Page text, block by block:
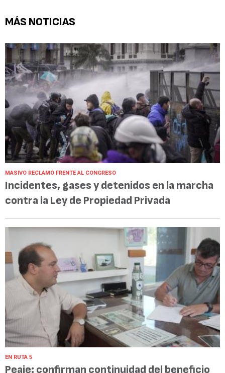
MÁS NOTICIAS
MASIVO RECLAMO FRENTE AL CONGRESO
Incidentes, gases y detenidos en la marcha
contra la Ley de Propiedad Privada
EN RUTA 5
Peaje: confirman continuidad del beneficio